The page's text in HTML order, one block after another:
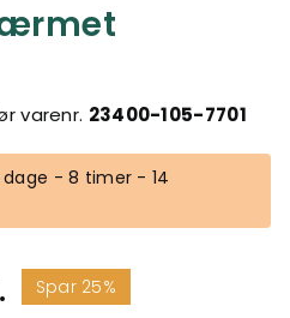
varenr. 23400-105-7701
- 8 timer - 14
Spar 25%